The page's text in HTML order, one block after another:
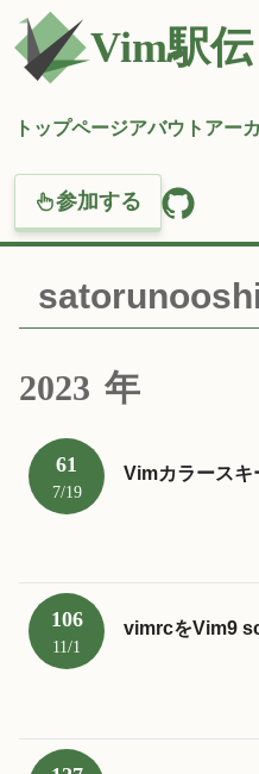
Vim駅伝
トップページアバウト アー
参加する
2023 年
61
7/19
Vimカラースキ
106
11/1
vimrcをVim9